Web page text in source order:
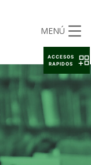
MENÚ
ACCESOS
RAPIDOS